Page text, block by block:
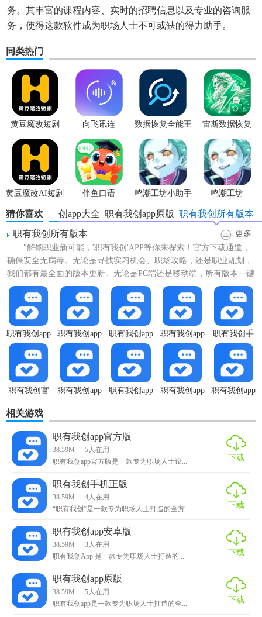
务。其丰富的课程内容、实时的招聘信息以及专业的咨询服
务，使得这款软件成为职场人士不可或缺的得力助手。
同类热门
黄豆魔改短剧 向飞讯连 数据恢复全能王 宙斯数据恢复
黄豆魔改AI短剧 伴鱼口语 鸣潮工坊小助手 鸣潮工坊
猜你喜欢 职有我创所有版本
职有我创app原版
职有我创app大全
职有我创所有版本
更多
"解锁职业新可能，'职有我创'APP等你来探索！官方下载通道，
确保安全无病毒。无论是寻找实习机会、职场攻略，还是职业规划，
我们都有最全面的版本更新。无论是PC端还是移动端，所有版本一键
下载，随时随地开...
职有我创app
官方版
职有我创app
通用版
职有我创app
安装
职有我创app
原版
职有我创手
机正版
职有我创官
职有我创app
职有我创app
职有我创app
职有我创app
相关游戏
职有我创app官方版
38.59M 5人在用
职有我创app官方版是一款专为职场人士设...
下载
职有我创手机正版
38.59M 4人在用
“职有我创”是一款专为职场人士打造的全方...
下载
职有我创app安卓版
38.59M 3人在用
职有我创App 是一款专为职场人士打造的...
下载
职有我创app原版
38.59M 5人在用
职有我创app是一款专为职场人士打造的全...
下载